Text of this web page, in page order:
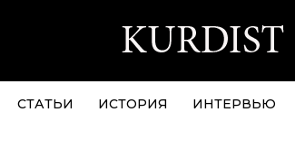
СТАТЬИ ИСТОРИЯ ИНТЕРВЬЮ